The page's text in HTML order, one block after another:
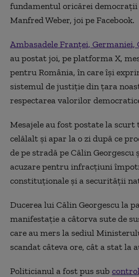
fundamentul oricărei democrații
Manfred Weber, joi pe Facebook.
Ambasadele Franței, Germaniei,
au postat joi, pe platforma X,
pentru România, în care își
sistemul de justiție din țara
respectarea valorilor
Mesajele au fost postate la
celălalt și apar la o zi după ce
de pe stradă pe Călin Georgescu
acuzare pentru infracțiuni
constituționale și a securității
Ducerea lui Călin Georgescu la
manifestație a câtorva sute de
care au mers la sediul
scandat câteva ore, cât a stat la
Politicianul a fost pus sub